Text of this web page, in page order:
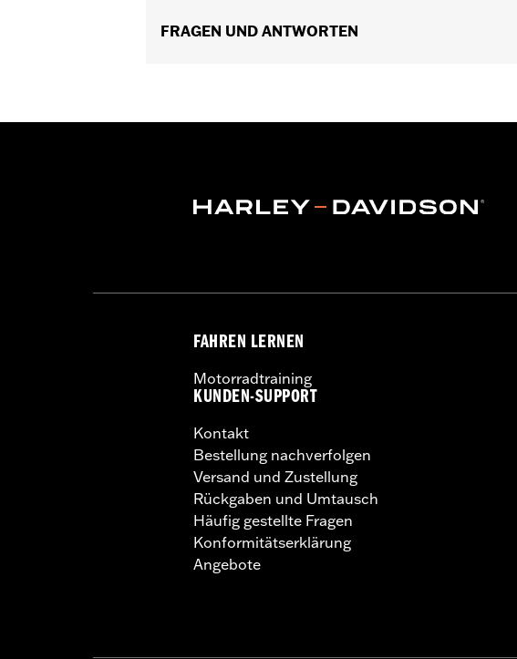
HÃ¤ndlerinstallation empfohlen:
GARANTIE:,,,,,,,,,,,,,,,,,,,,,,,,,,,,,,,,,,,,,,,,,,,,,,,,,,,,,,,,,,,,,,,,,,,,
Harley-Davidson® Motorräder, die mit einigen
öffentlichen Straßen, sondern möglicherweise
Hochleistungskomponenten entsprechen in 49
schadstoffgeregelte Fahrzeuge verkauft oder
kann erhebliche Geldbußen und andere
FRAGEN UND ANTWORTEN
FAHREN LERNEN
Motorradtraining
KUNDEN-SUPPORT
Kontakt
Bestellung nachverfolgen
Versand und Zustellung
Rückgaben und Umtausch
Häufig gestellte Fragen
Konformitätserklärung
Angebote